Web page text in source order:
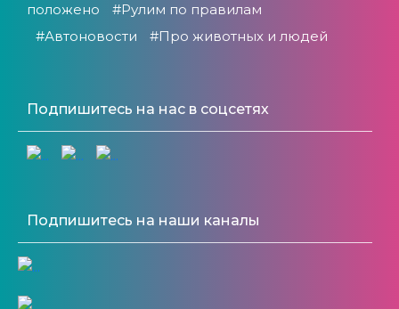
положено
#Рулим по правилам
#Автоновости
#Про животных и людей
Подпишитесь на нас в соцсетях
Подпишитесь на наши каналы